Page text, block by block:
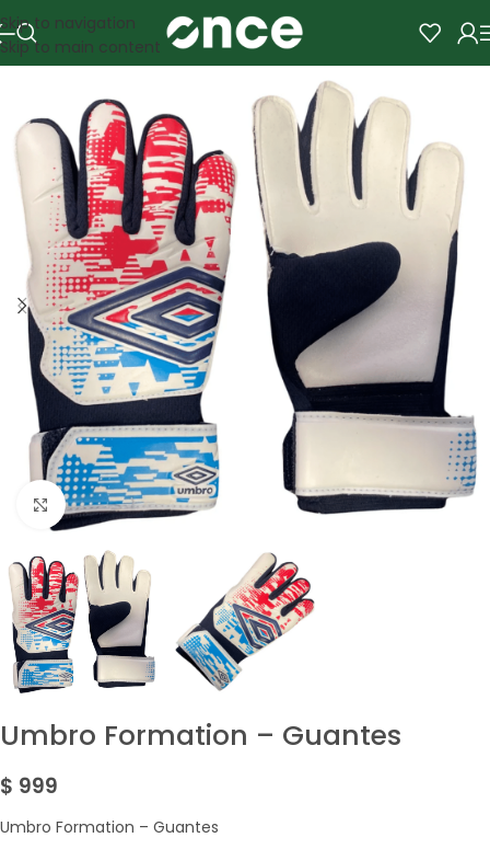
Skip to navigation
Skip to main content
Amplía la Imagen
Umbro Formation – Guantes
$ 999
Umbro Formation – Guantes